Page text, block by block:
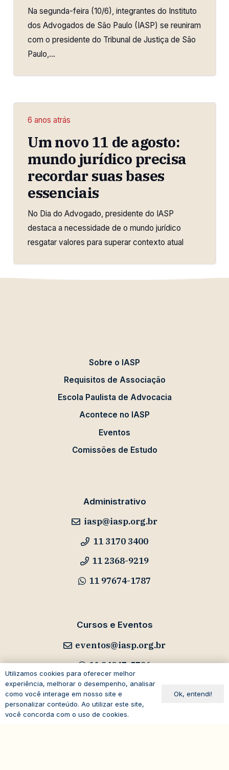
Na segunda-feira (10/6), integrantes do Instituto
dos Advogados de São Paulo (IASP) se reuniram
com o presidente do Tribunal de Justiça de São
Paulo,…
6 anos atrás
Um novo 11 de agosto:
mundo jurídico precisa
recordar suas bases
essenciais
No Dia do Advogado, presidente do IASP
destaca a necessidade de o mundo jurídico
resgatar valores para superar contexto atual
Sobre o IASP
Requisitos de Associação
Escola Paulista de Advocacia
Acontece no IASP
Eventos
Comissões de Estudo
Administrativo
iasp@iasp.org.br
11 3170 3400
11 2368-9219
11 97674-1787
Cursos e Eventos
eventos@iasp.org.br
11 94047-5796
Avenida Paulista, 1294
Utilizamos cookies para oferecer melhor
experiência, melhorar o desempenho, analisar
como você interage em nosso site e
personalizar conteúdo. Ao utilizar este site,
você concorda com o uso de cookies.
Ok, entendi!